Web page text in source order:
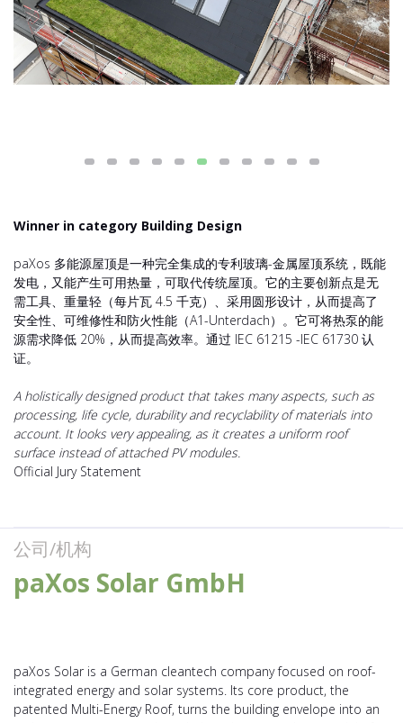
Winner in category Building Design
paXos 多能源屋顶是一种完全集成的专利玻璃-金属屋顶系统，既能
发电，又能产生可用热量，可取代传统屋顶。它的主要创新点是无
需工具、重量轻（每片瓦 4.5 千克）、采用圆形设计，从而提高了
安全性、可维修性和防火性能（A1-Unterdach）。它可将热泵的能
源需求降低 20%，从而提高效率。通过 IEC 61215 -IEC 61730 认
证。
A holistically designed product that takes many aspects, such as
processing, life cycle, durability and recyclability of materials into
account. It looks very appealing, as it creates a uniform roof
surface instead of attached PV modules.
Official Jury Statement
公司/机构
paXos Solar GmbH
paXos Solar is a German cleantech company focused on roof-
integrated energy and solar systems. Its core product, the
patented Multi-Energy Roof, turns the building envelope into an